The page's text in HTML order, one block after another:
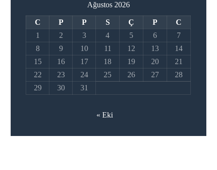
Ağustos 2026
C P P S Ç P
C
1
2 3 4 5 6
7
8
9 10 11 12 13
14
15
16 17 18 19 20
21
22
23 24 25 26 27
28
29
30 31
« Eki